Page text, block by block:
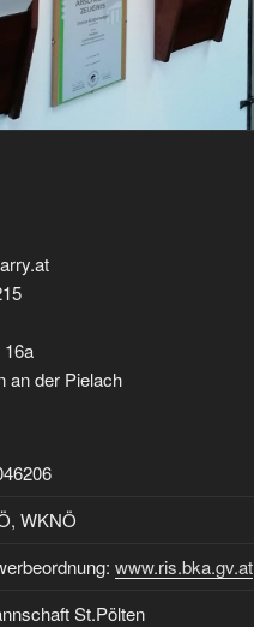
an der Pielach
WKNÖ
www.ris.bka.gv.at
St.Pölten